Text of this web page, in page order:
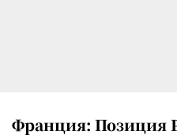
Франция: Позиция